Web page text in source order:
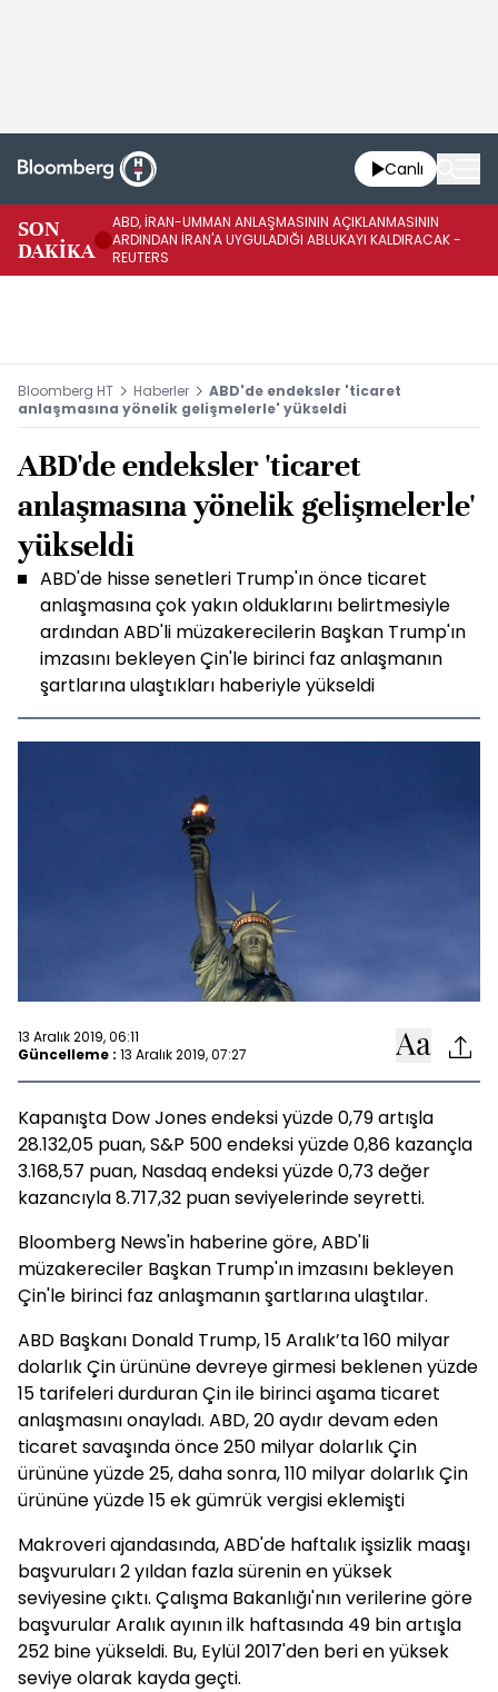
Canlı
SON
DAKİKA
ABD, İRAN-UMMAN ANLAŞMASININ AÇIKLANMASININ
ARDINDAN İRAN'A UYGULADIĞI ABLUKAYI KALDIRACAK -
REUTERS
Bloomberg HT Haberler
ABD'de endeksler 'ticaret
anlaşmasına yönelik gelişmelerle' yükseldi
ABD'de endeksler 'ticaret
anlaşmasına yönelik gelişmelerle'
yükseldi
ABD'de hisse senetleri Trump'ın önce ticaret
anlaşmasına çok yakın olduklarını belirtmesiyle
ardından ABD'li müzakerecilerin Başkan Trump'ın
imzasını bekleyen Çin'le birinci faz anlaşmanın
şartlarına ulaştıkları haberiyle yükseldi
13 Aralık 2019, 06:11
Güncelleme : 13 Aralık 2019, 07:27
Kapanışta Dow Jones endeksi yüzde 0,79 artışla
28.132,05 puan, S&P 500 endeksi yüzde 0,86 kazançla
3.168,57 puan, Nasdaq endeksi yüzde 0,73 değer
kazancıyla 8.717,32 puan seviyelerinde seyretti.
Bloomberg News'in haberine göre, ABD'li
müzakereciler Başkan Trump'ın imzasını bekleyen
Çin'le birinci faz anlaşmanın şartlarına ulaştılar.
ABD Başkanı Donald Trump, 15 Aralık’ta 160 milyar
dolarlık Çin ürününe devreye girmesi beklenen yüzde
15 tarifeleri durduran Çin ile birinci aşama ticaret
anlaşmasını onayladı. ABD, 20 aydır devam eden
ticaret savaşında önce 250 milyar dolarlık Çin
ürününe yüzde 25, daha sonra, 110 milyar dolarlık Çin
ürününe yüzde 15 ek gümrük vergisi eklemişti
Makroveri ajandasında, ABD'de haftalık işsizlik maaşı
başvuruları 2 yıldan fazla sürenin en yüksek
seviyesine çıktı. Çalışma Bakanlığı'nın verilerine göre
başvurular Aralık ayının ilk haftasında 49 bin artışla
252 bine yükseldi. Bu, Eylül 2017'den beri en yüksek
seviye olarak kayda geçti.